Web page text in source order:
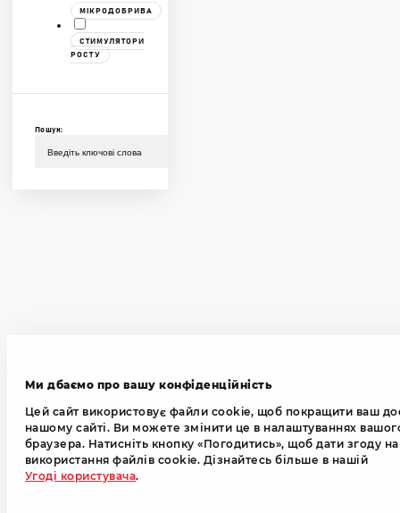
Ми дбаємо про вашу конфіденційність
Цей сайт використовує файли cookie, щоб покращити ваш
нашому сайті. Ви можете змінити це в налаштуваннях
браузера. Натисніть кнопку «Погодитись», щоб дати згоду на
використання файлів cookie. Дізнайтесь більше в нашій
Угоді користувача.
МІКРОДОБРИВА
СТИМУЛЯТОРИ
РОСТУ
Пошук: